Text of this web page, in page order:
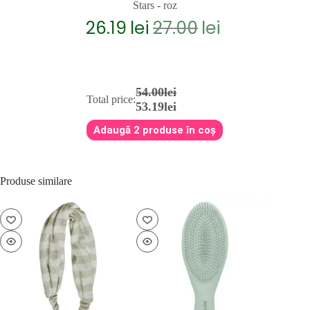
Stars - roz
27.00 lei
Prețul
26.19 lei Prețul
Total price:
54.00lei
53.19lei
Adaugă 2 produse în coș
Produse similare